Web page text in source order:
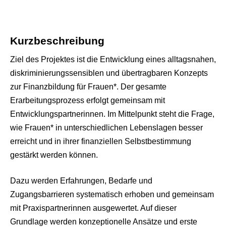
Kurzbeschreibung
Ziel des Projektes ist die Entwicklung eines alltagsnahen,
diskriminierungssensiblen und übertragbaren Konzepts
zur Finanzbildung für Frauen*. Der gesamte
Erarbeitungsprozess erfolgt gemeinsam mit
Entwicklungspartnerinnen. Im Mittelpunkt steht die Frage,
wie Frauen* in unterschiedlichen Lebenslagen besser
erreicht und in ihrer finanziellen Selbstbestimmung
gestärkt werden können.
Dazu werden Erfahrungen, Bedarfe und
Zugangsbarrieren systematisch erhoben und gemeinsam
mit Praxispartnerinnen ausgewertet. Auf dieser
Grundlage werden konzeptionelle Ansätze und erste